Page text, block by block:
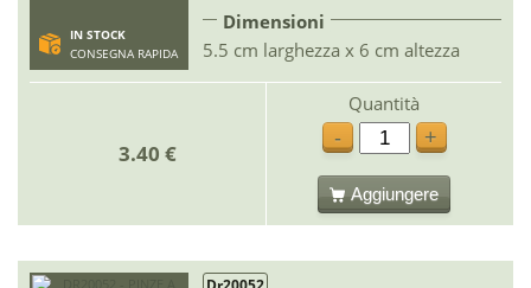
IN STOCK
CONSEGNA RAPIDA
Dimensioni
5.5 cm larghezza x 6 cm altezza
3.40 €
Quantità
-
+
Aggiungere